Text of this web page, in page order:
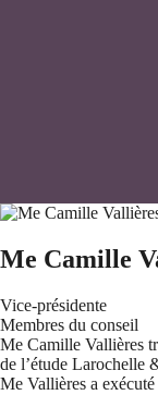
Me Camille
Vice-présidente
Membres du conseil
Me Camille Vallières
de l’étude Larochelle
Me Vallières a